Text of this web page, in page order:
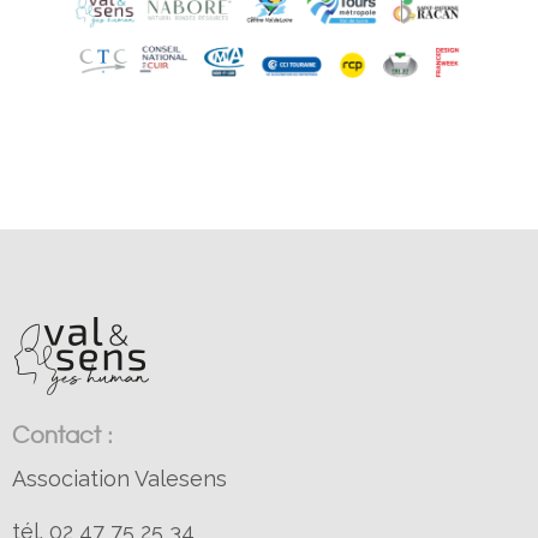
Contact :
Association Valesens
tél. 02 47 75 25 34